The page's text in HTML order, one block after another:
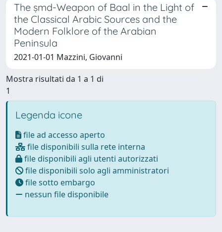
The ṣmd-Weapon of Baal in the Light of
the Classical Arabic Sources and the
Modern Folklore of the Arabian
Peninsula
2021-01-01 Mazzini, Giovanni
Mostra risultati da 1 a 1 di
1
Legenda icone
file ad accesso aperto
file disponibili sulla rete interna
file disponibili agli utenti autorizzati
file disponibili solo agli amministratori
file sotto embargo
nessun file disponibile